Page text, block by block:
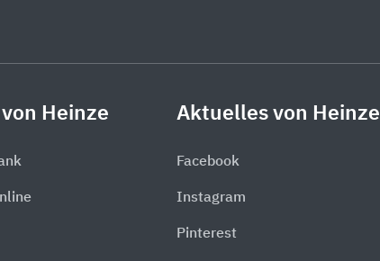
Heinze Aktuelles von Heinze
Facebook
Instagram
Pinterest